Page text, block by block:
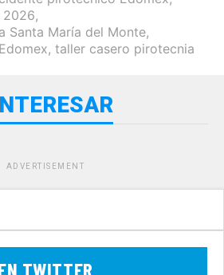
2026,
Santa María del Monte,
, taller casero pirotecnia
ADVERTISEMENT
TWITTER